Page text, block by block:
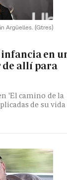
Argüelles. (Gtres)
en
de allí para
'El camino de la
de su vida